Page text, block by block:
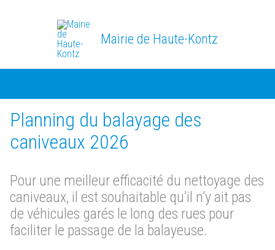
Mairie de Haute-Kontz
Planning du balayage des
caniveaux 2026
Pour une meilleur efficacité du nettoyage des
caniveaux, il est souhaitable qu’il n’y ait pas
de véhicules garés le long des rues pour
faciliter le passage de la balayeuse.